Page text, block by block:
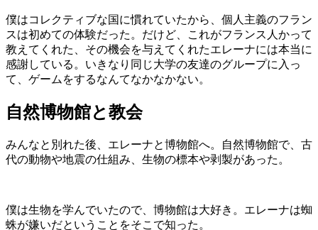
僕はコレクティブな国に慣れていたから、個人主義のフラン
スは初めての体験だった。だけど、これがフランス人かって
教えてくれた、その機会を与えてくれたエレーナには本当に
感謝している。いきなり同じ大学の友達のグループに入っ
て、ゲームをするなんてなかなかない。
自然博物館と教会
みんなと別れた後、エレーナと博物館へ。自然博物館で、古
代の動物や地震の仕組み、生物の標本や剥製があった。
僕は生物を学んでいたので、博物館は大好き。エレーナは蜘
蛛が嫌いだということをそこで知った。